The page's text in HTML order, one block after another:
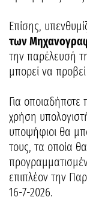
Επίσης,
των
την παρέλευσή
μπορεί να
Για
χρήση
υποψήφιοι θα
τους, τα οποία θα
επιπλέον την
16-7-2026.